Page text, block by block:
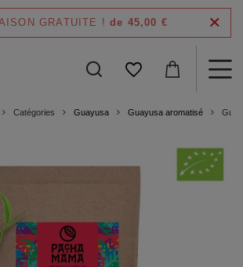
GRATUITE ! de 45,00 €
Catégories Guayusa Guayusa aromatisé